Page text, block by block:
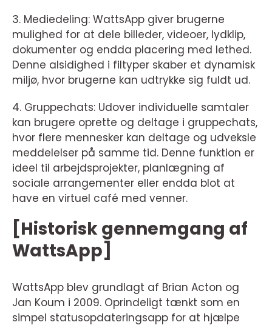
3. Mediedeling: WattsApp giver brugerne
mulighed for at dele billeder, videoer, lydklip,
dokumenter og endda placering med lethed.
Denne alsidighed i filtyper skaber et dynamisk
miljø, hvor brugerne kan udtrykke sig fuldt ud.
4. Gruppechats: Udover individuelle samtaler
kan brugere oprette og deltage i gruppechats,
hvor flere mennesker kan deltage og udveksle
meddelelser på samme tid. Denne funktion er
ideel til arbejdsprojekter, planlægning af
sociale arrangementer eller endda blot at
have en virtuel café med venner.
[Historisk gennemgang af
WattsApp]
WattsApp blev grundlagt af Brian Acton og
Jan Koum i 2009. Oprindeligt tænkt som en
simpel statusopdateringsapp for at hjælpe